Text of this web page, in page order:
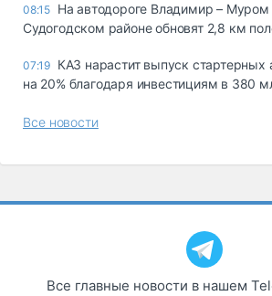
08:15 На автодороге Владимир – Муром
Судогодском районе обновят 2,8 км
07:19 КАЗ нарастит выпуск стартерных
на 20% благодаря инвестициям в 380
Все новости
Все главные новости в нашем